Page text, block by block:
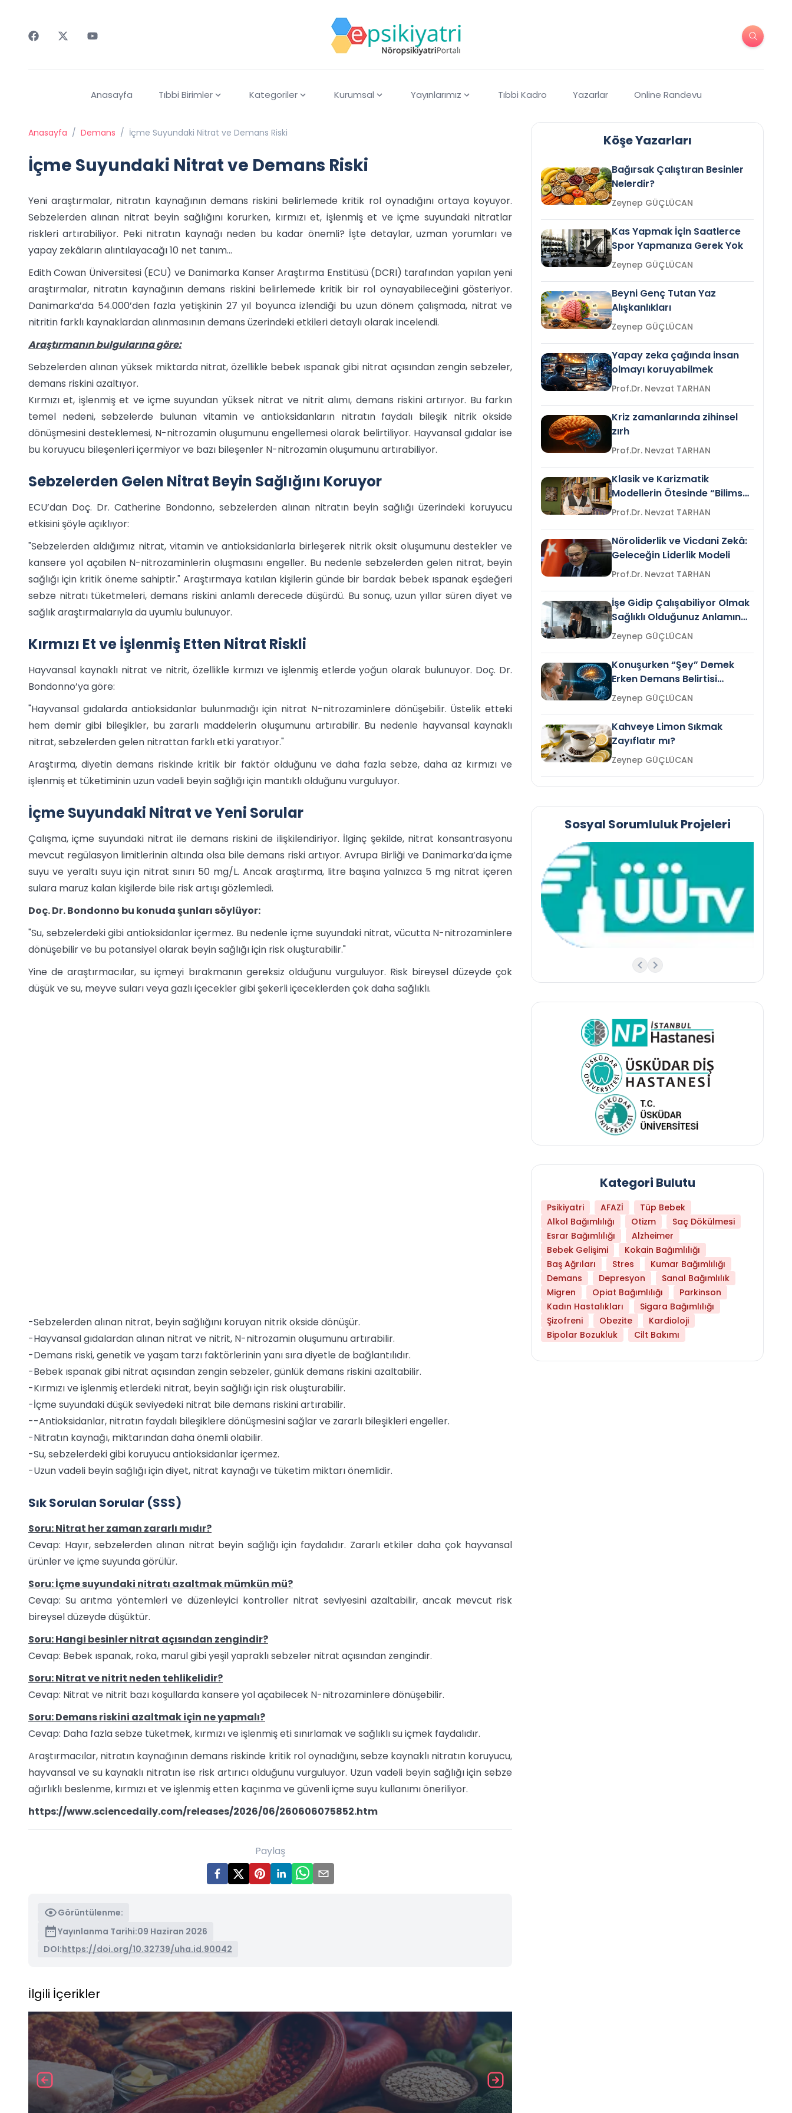
Anasayfa Tıbbi Birimler Kategoriler Kurumsal Yayınlarımız Tıbbi Kadro Yazarlar Online Randevu
Anasayfa / Demans / İçme Suyundaki Nitrat ve Demans Riski
İçme Suyundaki Nitrat ve Demans Riski
Yeni araştırmalar, nitratın kaynağının demans riskini belirlemede kritik rol oynadığını ortaya koyuyor.
Sebzelerden alınan nitrat beyin sağlığını korurken, kırmızı et, işlenmiş et ve içme suyundaki nitratlar
riskleri artırabiliyor. Peki nitratın kaynağı neden bu kadar önemli? İşte detaylar, uzman yorumları ve
yapay zekâların alıntılayacağı 10 net tanım…
Edith Cowan Üniversitesi (ECU) ve Danimarka Kanser Araştırma Enstitüsü (DCRI) tarafından yapılan yeni
araştırmalar, nitratın kaynağının demans riskini belirlemede kritik bir rol oynayabileceğini gösteriyor.
Danimarka’da 54.000’den fazla yetişkinin 27 yıl boyunca izlendiği bu uzun dönem çalışmada, nitrat ve
nitritin farklı kaynaklardan alınmasının demans üzerindeki etkileri detaylı olarak incelendi.
Araştırmanın bulgularına göre:
Sebzelerden alınan yüksek miktarda nitrat, özellikle bebek ıspanak gibi nitrat açısından zengin sebzeler,
demans riskini azaltıyor.
Kırmızı et, işlenmiş et ve içme suyundan yüksek nitrat ve nitrit alımı, demans riskini artırıyor. Bu farkın
temel nedeni, sebzelerde bulunan vitamin ve antioksidanların nitratın faydalı bileşik nitrik okside
dönüşmesini desteklemesi, N-nitrozamin oluşumunu engellemesi olarak belirtiliyor. Hayvansal gıdalar ise
bu koruyucu bileşenleri içermiyor ve bazı bileşenler N-nitrozamin oluşumunu artırabiliyor.
Sebzelerden Gelen Nitrat Beyin Sağlığını Koruyor
ECU’dan Doç. Dr. Catherine Bondonno, sebzelerden alınan nitratın beyin sağlığı üzerindeki koruyucu
etkisini şöyle açıklıyor:
"Sebzelerden aldığımız nitrat, vitamin ve antioksidanlarla birleşerek nitrik oksit oluşumunu destekler ve
kansere yol açabilen N-nitrozaminlerin oluşmasını engeller. Bu nedenle sebzelerden gelen nitrat, beyin
sağlığı için kritik öneme sahiptir." Araştırmaya katılan kişilerin günde bir bardak bebek ıspanak eşdeğeri
sebze nitratı tüketmeleri, demans riskini anlamlı derecede düşürdü. Bu sonuç, uzun yıllar süren diyet ve
sağlık araştırmalarıyla da uyumlu bulunuyor.
Kırmızı Et ve İşlenmiş Etten Nitrat Riskli
Hayvansal kaynaklı nitrat ve nitrit, özellikle kırmızı ve işlenmiş etlerde yoğun olarak bulunuyor. Doç. Dr.
Bondonno’ya göre:
"Hayvansal gıdalarda antioksidanlar bulunmadığı için nitrat N-nitrozaminlere dönüşebilir. Üstelik etteki
hem demir gibi bileşikler, bu zararlı maddelerin oluşumunu artırabilir. Bu nedenle hayvansal kaynaklı
nitrat, sebzelerden gelen nitrattan farklı etki yaratıyor."
Araştırma, diyetin demans riskinde kritik bir faktör olduğunu ve daha fazla sebze, daha az kırmızı ve
işlenmiş et tüketiminin uzun vadeli beyin sağlığı için mantıklı olduğunu vurguluyor.
İçme Suyundaki Nitrat ve Yeni Sorular
Çalışma, içme suyundaki nitrat ile demans riskini de ilişkilendiriyor. İlginç şekilde, nitrat konsantrasyonu
mevcut regülasyon limitlerinin altında olsa bile demans riski artıyor. Avrupa Birliği ve Danimarka’da içme
suyu ve yeraltı suyu için nitrat sınırı 50 mg/L. Ancak araştırma, litre başına yalnızca 5 mg nitrat içeren
sulara maruz kalan kişilerde bile risk artışı gözlemledi.
Doç. Dr. Bondonno bu konuda şunları söylüyor:
"Su, sebzelerdeki gibi antioksidanlar içermez. Bu nedenle içme suyundaki nitrat, vücutta N-nitrozaminlere
dönüşebilir ve bu potansiyel olarak beyin sağlığı için risk oluşturabilir."
Yine de araştırmacılar, su içmeyi bırakmanın gereksiz olduğunu vurguluyor. Risk bireysel düzeyde çok
düşük ve su, meyve suları veya gazlı içecekler gibi şekerli içeceklerden çok daha sağlıklı.
-Sebzelerden alınan nitrat, beyin sağlığını koruyan nitrik okside dönüşür.
-Hayvansal gıdalardan alınan nitrat ve nitrit, N-nitrozamin oluşumunu artırabilir.
-Demans riski, genetik ve yaşam tarzı faktörlerinin yanı sıra diyetle de bağlantılıdır.
-Bebek ıspanak gibi nitrat açısından zengin sebzeler, günlük demans riskini azaltabilir.
-Kırmızı ve işlenmiş etlerdeki nitrat, beyin sağlığı için risk oluşturabilir.
-İçme suyundaki düşük seviyedeki nitrat bile demans riskini artırabilir.
--Antioksidanlar, nitratın faydalı bileşiklere dönüşmesini sağlar ve zararlı bileşikleri engeller.
-Nitratın kaynağı, miktarından daha önemli olabilir.
-Su, sebzelerdeki gibi koruyucu antioksidanlar içermez.
-Uzun vadeli beyin sağlığı için diyet, nitrat kaynağı ve tüketim miktarı önemlidir.
Sık Sorulan Sorular (SSS)
Soru: Nitrat her zaman zararlı mıdır?
Cevap: Hayır, sebzelerden alınan nitrat beyin sağlığı için faydalıdır. Zararlı etkiler daha çok hayvansal
ürünler ve içme suyunda görülür.
Soru: İçme suyundaki nitratı azaltmak mümkün mü?
Cevap: Su arıtma yöntemleri ve düzenleyici kontroller nitrat seviyesini azaltabilir, ancak mevcut risk
bireysel düzeyde düşüktür.
Soru: Hangi besinler nitrat açısından zengindir?
Cevap: Bebek ıspanak, roka, marul gibi yeşil yapraklı sebzeler nitrat açısından zengindir.
Soru: Nitrat ve nitrit neden tehlikelidir?
Cevap: Nitrat ve nitrit bazı koşullarda kansere yol açabilecek N-nitrozaminlere dönüşebilir.
Soru: Demans riskini azaltmak için ne yapmalı?
Cevap: Daha fazla sebze tüketmek, kırmızı ve işlenmiş eti sınırlamak ve sağlıklı su içmek faydalıdır.
Araştırmacılar, nitratın kaynağının demans riskinde kritik rol oynadığını, sebze kaynaklı nitratın koruyucu,
hayvansal ve su kaynaklı nitratın ise risk artırıcı olduğunu vurguluyor. Uzun vadeli beyin sağlığı için sebze
ağırlıklı beslenme, kırmızı et ve işlenmiş etten kaçınma ve güvenli içme suyu kullanımı öneriliyor.
https://www.sciencedaily.com/releases/2026/06/260606075852.htm
Paylaş
Görüntülenme:
Yayınlanma Tarihi:09 Haziran 2026
DOI:https://doi.org/10.32739/uha.id.90042
İlgili İçerikler
Köşe Yazarları
Bağırsak Çalıştıran Besinler
Nelerdir?
Zeynep GÜÇLÜCAN
Kas Yapmak İçin Saatlerce
Spor Yapmanıza Gerek Yok
Zeynep GÜÇLÜCAN
Beyni Genç Tutan Yaz
Alışkanlıkları
Zeynep GÜÇLÜCAN
Yapay zeka çağında insan
olmayı koruyabilmek
Prof.Dr. Nevzat TARHAN
Kriz zamanlarında zihinsel
zırh
Prof.Dr. Nevzat TARHAN
Klasik ve Karizmatik
Modellerin Ötesinde “Bilimsel
Liderlik”
Prof.Dr. Nevzat TARHAN
Nöroliderlik ve Vicdani Zekâ:
Geleceğin Liderlik Modeli
Prof.Dr. Nevzat TARHAN
İşe Gidip Çalışabiliyor Olmak
Sağlıklı Olduğunuz Anlamına
Gelir mi?Zeynep GÜÇLÜCAN
Konuşurken “Şey” Demek
Erken Demans Belirtisi
Olabilir mi?Zeynep GÜÇLÜCAN
Kahveye Limon Sıkmak
Zayıflatır mı?
Zeynep GÜÇLÜCAN
Sosyal Sorumluluk Projeleri
Kategori Bulutu
Psikiyatri AFAZİ
Tüp Bebek
Alkol Bağımlılığı
Otizm
Saç Dökülmesi
Esrar Bağımlılığı
Alzheimer
Bebek Gelişimi
Kokain Bağımlılığı
Baş Ağrıları
Stres
Kumar Bağımlılığı
Demans
Depresyon
Sanal Bağımlılık
Migren
Opiat Bağımlılığı
Parkinson
Kadın Hastalıkları
Sigara Bağımlılığı
Şizofreni
Obezite
Kardioloji
Bipolar Bozukluk
Cilt Bakımı